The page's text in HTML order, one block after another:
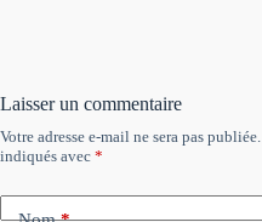
Laisser un commentaire
Votre adresse e-mail ne sera pas publiée.
indiqués avec *